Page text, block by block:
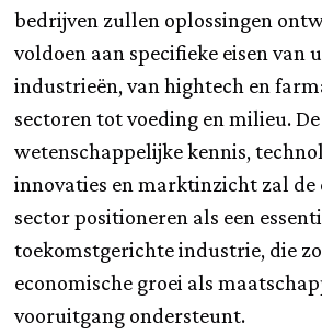
bedrijven zullen oplossingen
voldoen aan specifieke eisen van
industrieën, van hightech en
sectoren tot voeding en milieu.
wetenschappelijke kennis,
innovaties en marktinzicht zal de
sector positioneren als een
toekomstgerichte industrie, die
economische groei als
vooruitgang ondersteunt.